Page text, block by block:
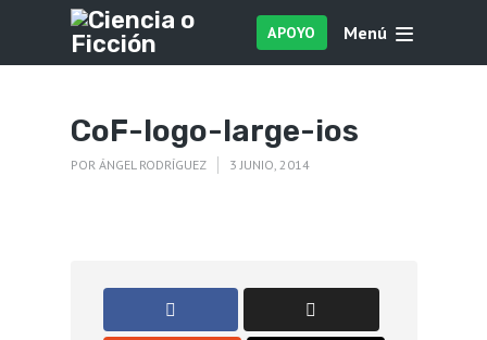
APOYO Menú
CoF-logo-large-ios
POR ÁNGEL RODRÍGUEZ 3 JUNIO, 2014